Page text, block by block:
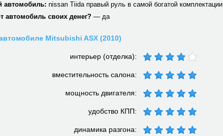
автомобиль: nissan Tiida правый руль в самой богатой комплектации
автомобиль своих денег? — да
Mitsubishi ASX (2010)
интерьер (отделка):
вместительность салона:
мощность двигателя:
удобство КПП:
динамика разгона: